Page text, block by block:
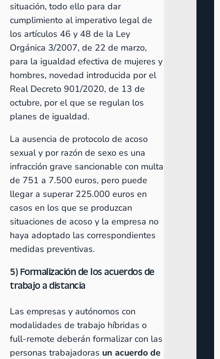
situación, todo ello para dar
cumplimiento al imperativo legal de
los artículos 46 y 48 de la Ley
Orgánica 3/2007, de 22 de marzo,
para la igualdad efectiva de mujeres y
hombres, novedad introducida por el
Real Decreto 901/2020, de 13 de
octubre, por el que se regulan los
planes de igualdad.
La ausencia de protocolo de acoso
sexual y por razón de sexo es una
infracción grave sancionable con multa
de 751 a 7.500 euros, pero puede
llegar a superar 225.000 euros en
casos en los que se produzcan
situaciones de acoso y la empresa no
haya adoptado las correspondientes
medidas preventivas.
5) Formalización de los acuerdos de
trabajo a distancia
Las empresas y autónomos con
modalidades de trabajo híbridas o
full-remote deberán formalizar con las
personas trabajadoras un acuerdo de